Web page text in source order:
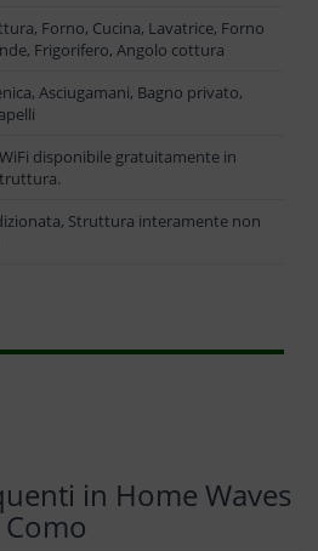
Forno, Cucina, Lavatrice, Forno
Frigorifero, Angolo cottura
Asciugamani, Bagno privato,
disponibile gratuitamente in
Struttura interamente non
in Home Waves
Como